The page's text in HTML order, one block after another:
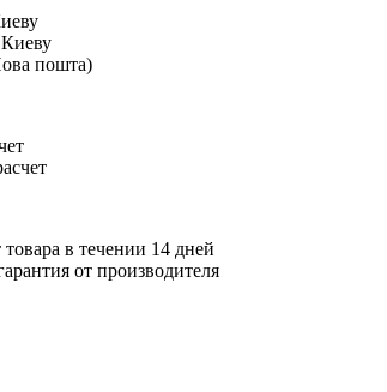
пошта)
в течении 14 дней
от производителя